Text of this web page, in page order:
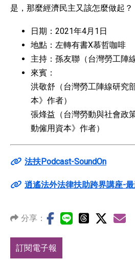
是，那麼經濟民主又該怎麼做起？
日期：2021年4月1日
地點：左轉有書X慕哲咖啡
主持：孫友聯（台灣勞工陣
來賓：
洪敬舒（台灣勞工陣線研究
本》作者）
張烽益（台灣勞動與社會政
動僱用資本》作者）
法扶Podcast-SoundOn
逍遙法外法律扶助跨界講座-
分享：
訂閱電子報